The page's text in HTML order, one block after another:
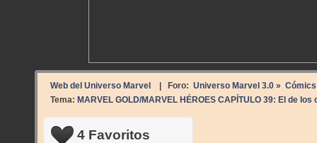
Web del Universo Marvel | Foro: Universo Marvel 3.0» Cómics
Tema: MARVEL GOLD/MARVEL HÉROES CAPÍTULO 39: El de
4 Favoritos